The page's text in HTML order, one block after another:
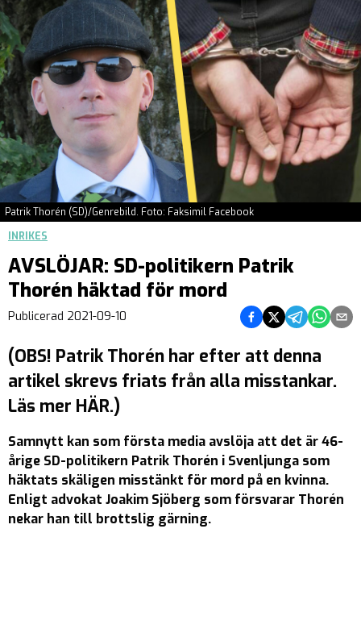
Patrik Thorén (SD)/Genrebild. Foto: Faksimil Facebook
INRIKES
AVSLÖJAR: SD-politikern Patrik
Thorén häktad för mord
Publicerad 2021-09-10 Dela på Facebook
Dela på Twitter
Dela påDela på
Dela
(OBS! Patrik Thorén har efter att denna
artikel skrevs friats från alla misstankar.
Läs mer HÄR.)
Samnytt kan som första media avslöja att det är 46-
årige SD-politikern Patrik Thorén i Svenljunga som
häktats skäligen misstänkt för mord på en kvinna.
Enligt advokat Joakim Sjöberg som försvarar Thorén
nekar han till brottslig gärning.